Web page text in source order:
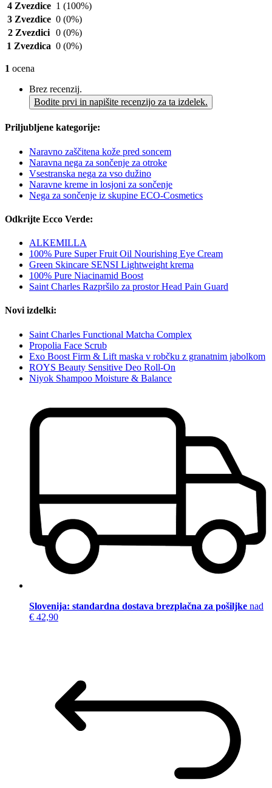
4 Zvezdice 1 (100%)
3 Zvezdice 0 (0%)
2 Zvezdici 0 (0%)
1 Zvezdica 0 (0%)
1 ocena
Brez recenzij.
Bodite prvi in napišite recenzijo za ta izdelek.
Priljubljene kategorije:
Naravno zaščitena kože pred soncem
Naravna nega za sončenje za otroke
Vsestranska nega za vso dužino
Naravne kreme in losjoni za sončenje
Nega za sončenje iz skupine ECO-Cosmetics
Odkrijte Ecco Verde:
ALKEMILLA
100% Pure Super Fruit Oil Nourishing Eye Cream
Green Skincare SENSI Lightweight krema
100% Pure Niacinamid Boost
Saint Charles Razpršilo za prostor Head Pain Guard
Novi izdelki:
Saint Charles Functional Matcha Complex
Propolia Face Scrub
Exo Boost Firm & Lift maska v robčku z granatnim jabolkom
ROYS Beauty Sensitive Deo Roll-On
Niyok Shampoo Moisture & Balance
Slovenija: standardna dostava brezplačna za pošiljke nad
€ 42,90